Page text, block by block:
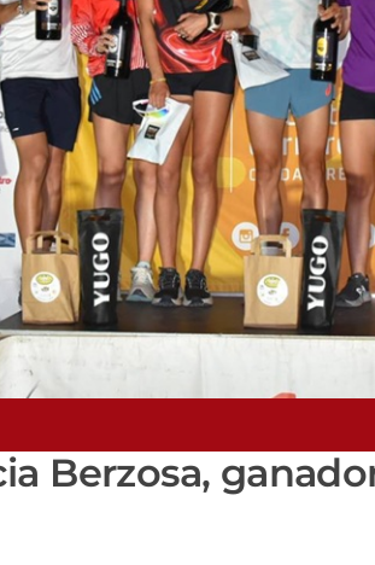
Berzosa,